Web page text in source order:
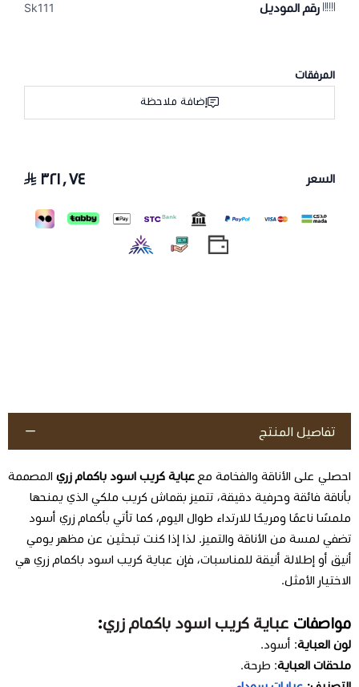
رقم الموديل Sk111
المرفقات
إضافة ملاحظة
السعر ٣٢١٫٧٤
تفاصيل المنتج
احصلي على الأناقة والفخامة مع عباية كريب اسود باكمام زري المصممة
بأناقة فائقة وحرفية دقيقة، تتميز بقماش كريب ملكي الذي يمنحها
ملمسًا ناعمًا ومريحًا للارتداء طوال اليوم، كما تأتي بأكمام زري أسود
تضفي لمسة من الأناقة والتميز. لذا إذا كنت تبحثين عن مظهر يومي
أنيق أو إطلالة أنيقة للمناسبات، فإن عباية كريب اسود باكمام زري هي
الاختيار الأمثل.
مواصفات عباية كريب اسود باكمام زري:
لون العباية: أسود.
ملحقات العباية: طرحة.